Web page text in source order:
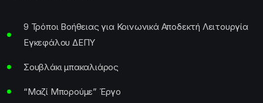
9 Τρόποι Βοήθειας για Κοινωνικά Αποδεκτή Λειτουργία
Εγκεφάλου ΔΕΠΥ
Σουβλάκι μπακαλιάρος
“Μαζί Μπορούμε” Έργο